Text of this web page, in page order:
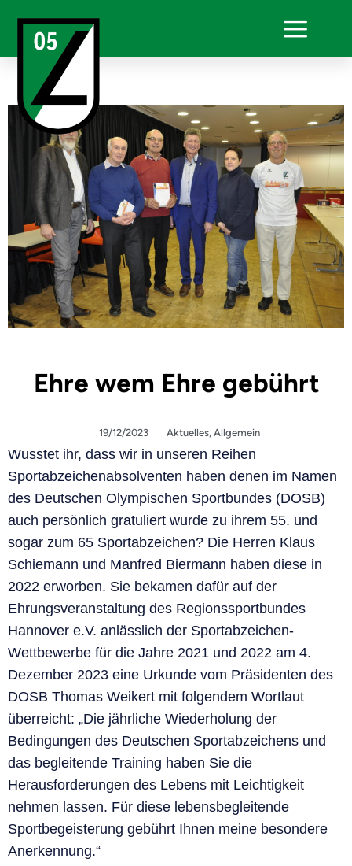
Ehre wem Ehre gebührt
19/12/2023 Aktuelles, Allgemein
Wusstet ihr, dass wir in unseren Reihen
Sportabzeichenabsolventen haben denen im Namen
des Deutschen Olympischen Sportbundes (DOSB)
auch persönlich gratuliert wurde zu ihrem 55. und
sogar zum 65 Sportabzeichen? Die Herren Klaus
Schiemann und Manfred Biermann haben diese in
2022 erworben. Sie bekamen dafür auf der
Ehrungsveranstaltung des Regionssportbundes
Hannover e.V. anlässlich der Sportabzeichen-
Wettbewerbe für die Jahre 2021 und 2022 am 4.
Dezember 2023 eine Urkunde vom Präsidenten des
DOSB Thomas Weikert mit folgendem Wortlaut
überreicht: „Die jährliche Wiederholung der
Bedingungen des Deutschen Sportabzeichens und
das begleitende Training haben Sie die
Herausforderungen des Lebens mit Leichtigkeit
nehmen lassen. Für diese lebensbegleitende
Sportbegeisterung gebührt Ihnen meine besondere
Anerkennung.“